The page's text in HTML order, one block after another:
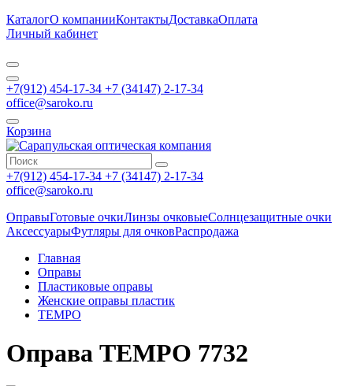
КаталогО компанииКонтактыДоставкаОплата
Личный кабинет
+7(912) 454-17-34 +7 (34147) 2-17-34
office@saroko.ru
Корзина
+7(912) 454-17-34 +7 (34147) 2-17-34
office@saroko.ru
ОправыГотовые очкиЛинзы очковыеСолнцезащитные очки
АксессуарыФутляры для очковРаспродажа
Главная
Оправы
Пластиковые оправы
Женские оправы пластик
TEMPO
Оправа TEMPO 7732